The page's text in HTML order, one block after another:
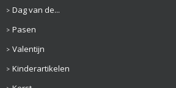
Dag van de...
Pasen
Valentijn
Kinderartikelen